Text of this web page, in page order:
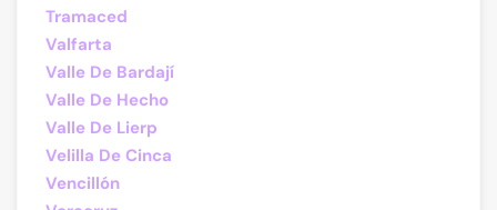
Tramaced
Valfarta
Valle De Bardají
Valle De Hecho
Valle De Lierp
Velilla De Cinca
Vencillón